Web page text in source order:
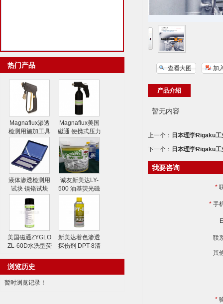
热门产品
Magnaflux渗透
检测用施加工具
水喷枪
Magnaflux美国
磁通 便携式压力
喷射器
液体渗透检测用
试块 镍铬试块
诚友新美达LY-
500 油基荧光磁
粉
美国磁通ZYGLO
ZL-60D水洗型荧
新美达着色渗透
探伤剂 DPT-8清
浏览历史
暂时浏览记录！
查看大图 加
产品介绍
暂无内容
上一个： 日本理学Rigaku
下一个： 日本理学Rigaku工
我要咨询
*
* 手
联
其
*